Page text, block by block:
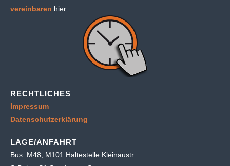
vereinbaren hier:
RECHTLICHES
Impressum
Datenschutzerklärung
LAGE/ANFAHRT
Bus: M48, M101 Haltestelle Kleinaustr.